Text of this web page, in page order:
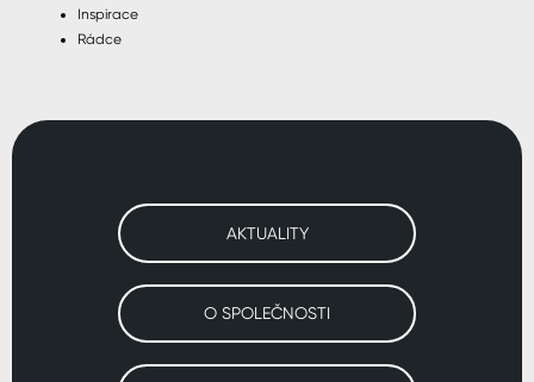
Inspirace
Rádce
AKTUALITY
O SPOLEČNOSTI